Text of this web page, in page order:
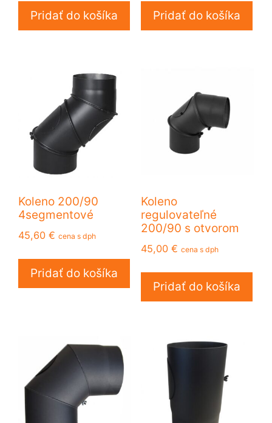
Pridať do košíka Pridať do košíka
Koleno 200/90
4segmentové
45,60 € cena s dph
Pridať do košíka
Koleno
regulovateľné
200/90 s otvorom
45,00 € cena s dph
Pridať do košíka